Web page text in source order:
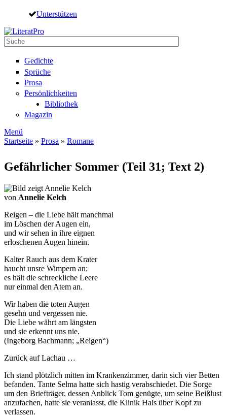
Direkt zum Inhalt
Unterstützen
Suche
Gedichte
Sprüche
Prosa
Persönlichkeiten
Bibliothek
Magazin
Menü
Startseite » Prosa » Romane
Gefährlicher Sommer (Teil 31; Text 2)
von Annelie Kelch
Reigen – die Liebe hält manchmal
im Löschen der Augen ein,
und wir sehen in ihre eignen
erloschenen Augen hinein.
Kalter Rauch aus dem Krater
haucht unsre Wimpern an;
es hält die schreckliche Leere
nur einmal den Atem an.
Wir haben die toten Augen
gesehn und vergessen nie.
Die Liebe währt am längsten
und sie erkennt uns nie.
(Ingeborg Bachmann; „Reigen“)
Zurück auf Lachau …
Ich stand plötzlich mitten im Krankenzimmer, darin sich vier Betten
befanden. Tante Selma hatte sich hastig verabschiedet. Die Sorge
um den Briefträger, dessen Anblick Tom genügte, um seine Beißlust
anzufachen, hatte sie veranlasst, die Klinik Hals über Kopf zu
verlassen.